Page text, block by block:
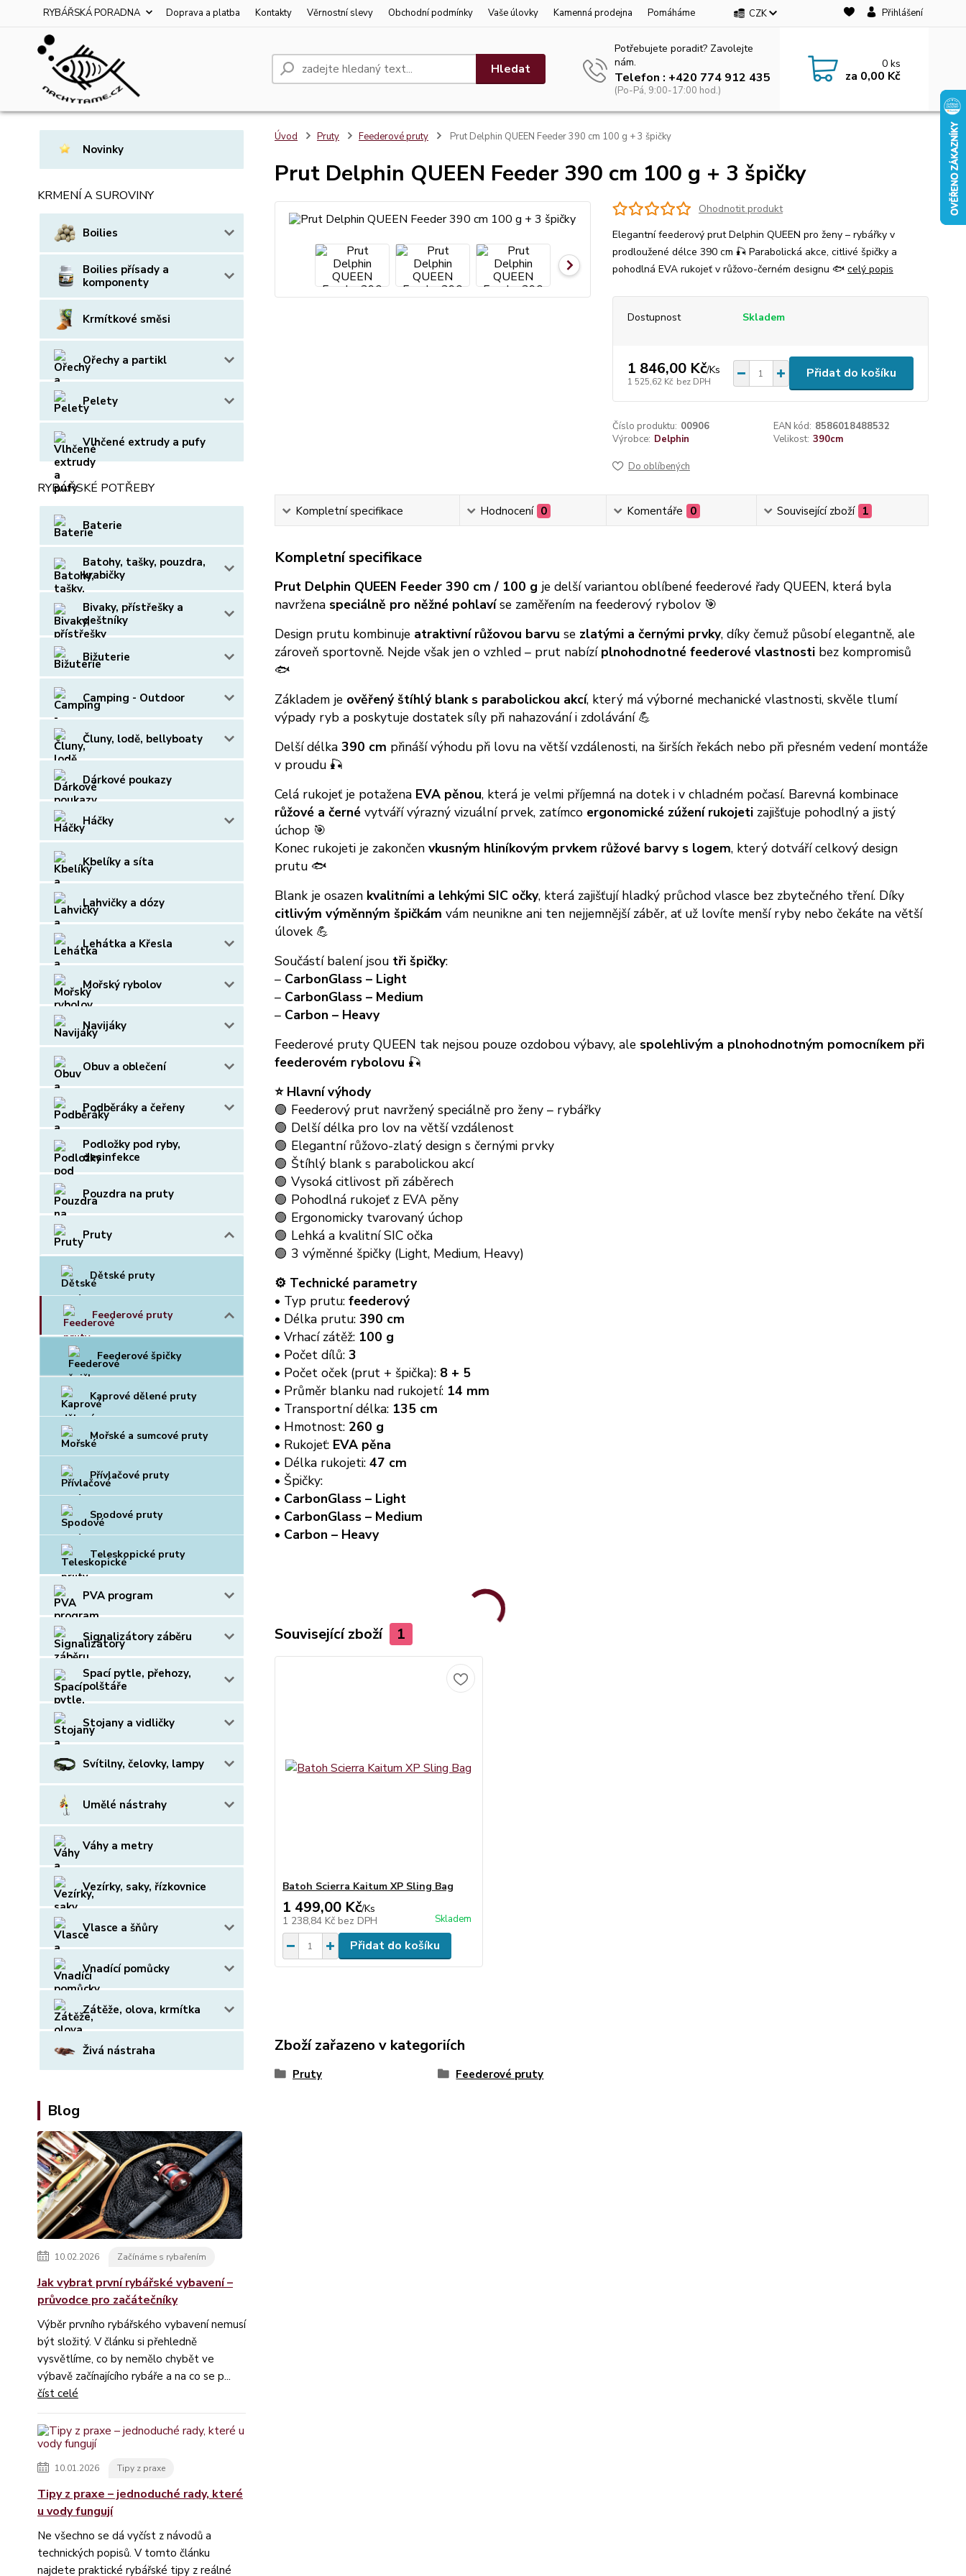
RYBÁŘSKÁ PORADNA Doprava a platba Kontakty Věrnostní slevy Obchodní podmínky Vaše úlovky Kamenná prodejna Pomáháme CZK Přihlášení
Hledat
Potřebujete poradit? Zavolejte
nám.
Telefon : +420 774 912 435
(Po-Pá, 9:00-17:00 hod.)
0ks
za 0,00 Kč
Novinky
KRMENÍ A SUROVINY
Boilies
Boilies přísady a
komponenty
Krmítkové směsi
Ořechy a partikl
Pelety
Vlhčené extrudy a pufy
RYBÁŘSKÉ POTŘEBY
Baterie
Batohy, tašky, pouzdra,
krabičky
Bivaky, přístřešky a
deštníky
Bižuterie
Camping - Outdoor
Čluny, lodě, bellyboaty
Dárkové poukazy
Háčky
Kbelíky a síta
Lahvičky a dózy
Lehátka a Křesla
Mořský rybolov
Navijáky
Obuv a oblečení
Podběráky a čeřeny
Podložky pod ryby,
desinfekce
Pouzdra na pruty
Pruty
Dětské pruty
Feederové pruty
Feederové špičky
Kaprové dělené pruty
Mořské a sumcové pruty
Přívlačové pruty
Spodové pruty
Teleskopické pruty
PVA program
Signalizátory záběru
Spací pytle, přehozy,
polštáře
Stojany a vidličky
Svítilny, čelovky, lampy
Umělé nástrahy
Váhy a metry
Vezírky, saky, řízkovnice
Vlasce a šňůry
Vnadící pomůcky
Zátěže, olova, krmítka
Živá nástraha
Blog
10.02.2026 Začínáme s rybařením
Jak vybrat první rybářské vybavení –
průvodce pro začátečníky
Výběr prvního rybářského vybavení nemusí
být složitý. V článku si přehledně
vysvětlíme, co by nemělo chybět ve
výbavě začínajícího rybáře a na co se p...
číst celé
10.01.2026 Tipy z praxe
Tipy z praxe – jednoduché rady, které
u vody fungují
Ne všechno se dá vyčíst z návodů a
technických popisů. V tomto článku
najdete praktické rybářské tipy z reálné
Úvod Pruty Feederové pruty Prut Delphin QUEEN Feeder 390 cm 100 g + 3 špičky
Prut Delphin QUEEN Feeder 390 cm 100 g + 3 špičky
Ohodnotit produkt
Elegantní feederový prut Delphin QUEEN pro ženy – rybářky v
prodloužené délce 390 cm 🎣 Parabolická akce, citlivé špičky a
pohodlná EVA rukojeť v růžovo-černém designu 🐟 celý popis
Dostupnost Skladem
1 846,00 Kč/Ks
1 525,62 Kč bez DPH
Přidat do košíku
Číslo produktu: 00906 EAN kód: 8586018488532
Výrobce: Delphin Velikost: 390cm
Do oblíbených
Kompletní specifikace Hodnocení 0 Komentáře 0 Související zboží 1
Kompletní specifikace
Prut Delphin QUEEN Feeder 390 cm / 100 g je delší variantou oblíbené feederové řady QUEEN, která byla
navržena speciálně pro něžné pohlavíse zaměřením na feederový rybolov 🎯
Design prutu kombinuje atraktivní růžovou barvu se zlatými a černými prvky, díky čemuž působí elegantně, ale
zároveň sportovně. Nejde však jen o vzhled – prut nabízí plnohodnotné feederové vlastnostibez kompromisů
🐟
Základem je ověřený štíhlý blank s parabolickou akcí, který má výborné mechanické vlastnosti, skvěle tlumí
výpady ryb a poskytuje dostatek síly při nahazování i zdolávání 💪
Delší délka 390 cm přináší výhodu při lovu na větší vzdálenosti, na širších řekách nebo při přesném vedení montáže
v proudu 🎣
Celá rukojeť je potažena EVA pěnou, která je velmi příjemná na dotek i v chladném počasí. Barevná kombinace
růžové a černévytváří výrazný vizuální prvek, zatímco ergonomické zúžení rukojetizajišťuje pohodlný a jistý
úchop 🎯
Konec rukojeti je zakončen vkusným hliníkovým prvkem růžové barvy s logem, který dotváří celkový design
prutu 🐟
Blank je osazen kvalitními a lehkými SIC očky, která zajišťují hladký průchod vlasce bez zbytečného tření. Díky
citlivým výměnným špičkám vám neunikne ani ten nejjemnější záběr, ať už lovíte menší ryby nebo čekáte na větší
úlovek 💪
Součástí balení jsou tři špičky:
– CarbonGlass – Light
– CarbonGlass – Medium
– Carbon – Heavy
Feederové pruty QUEEN tak nejsou pouze ozdobou výbavy, ale spolehlivým a plnohodnotným pomocníkem při
feederovém rybolovu 🎣
⭐ Hlavní výhody
🟢 Feederový prut navržený speciálně pro ženy – rybářky
🟢 Delší délka pro lov na větší vzdálenost
🟢 Elegantní růžovo-zlatý design s černými prvky
🟢 Štíhlý blank s parabolickou akcí
🟢 Vysoká citlivost při záběrech
🟢 Pohodlná rukojeť z EVA pěny
🟢 Ergonomicky tvarovaný úchop
🟢 Lehká a kvalitní SIC očka
🟢 3 výměnné špičky (Light, Medium, Heavy)
⚙️ Technické parametry
• Typ prutu: feederový
• Délka prutu: 390 cm
• Vrhací zátěž: 100 g
• Počet dílů: 3
• Počet oček (prut + špička): 8 + 5
• Průměr blanku nad rukojetí: 14 mm
• Transportní délka: 135 cm
• Hmotnost: 260 g
• Rukojeť: EVA pěna
• Délka rukojeti: 47 cm
• Špičky:
• CarbonGlass – Light
• CarbonGlass – Medium
• Carbon – Heavy
Související zboží 1
Batoh Scierra Kaitum XP Sling Bag
1 499,00 Kč/Ks
1 238,84 Kč bez DPH Skladem
Přidat do košíku
Zboží zařazeno v kategoriích
Pruty Feederové pruty